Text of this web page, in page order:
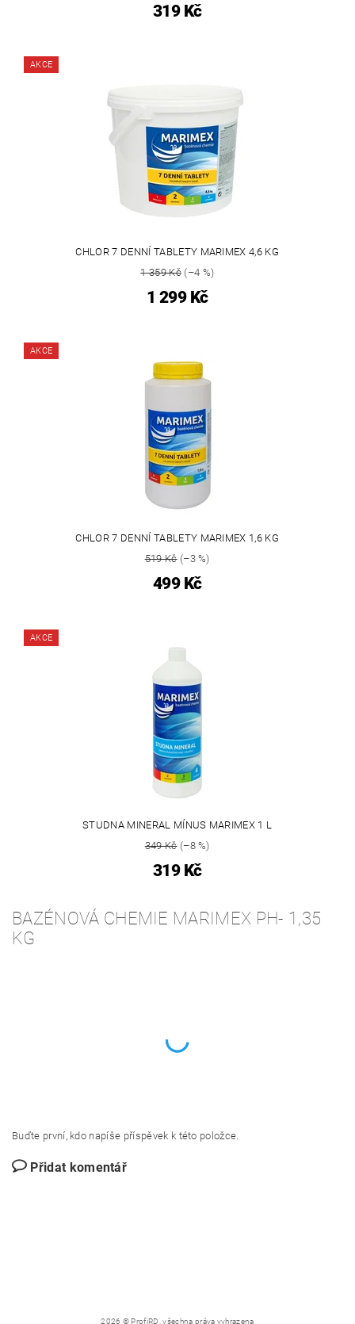
319 Kč
AKCE
CHLOR 7 DENNÍ TABLETY MARIMEX 4,6 KG
1 359 Kč(–4 %)
1 299 Kč
AKCE
CHLOR 7 DENNÍ TABLETY MARIMEX 1,6 KG
519 Kč(–3 %)
499 Kč
AKCE
STUDNA MINERAL MÍNUS MARIMEX 1 L
349 Kč(–8 %)
319 Kč
BAZÉNOVÁ CHEMIE MARIMEX PH- 1,35
KG
Buďte první, kdo napíše příspěvek k této položce.
Přidat komentář
2026 © ProfiRD, všechna práva vyhrazena